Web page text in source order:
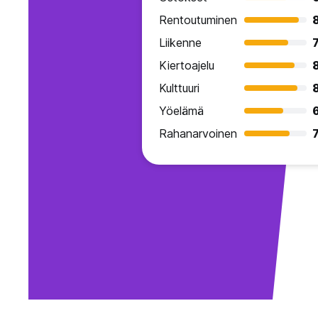
Rentoutuminen
Liikenne
Kiertoajelu
Kulttuuri
Yöelämä
Rahanarvoinen